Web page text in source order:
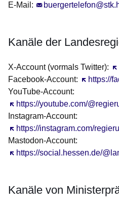
E-Mail:
Kanäle der
X-Account (vormals Twitter):
Facebook-Account:
https://
Öffnet
YouTube-Account:
https://youtube.com/
Öffnet sich in einem neuen
Instagram-Account:
https://instagram.com/
Öffnet sich in einem neuen
Mastodon-Account:
https://social.hessen.de/
Öffnet sich in einem neuen
Kanäle von